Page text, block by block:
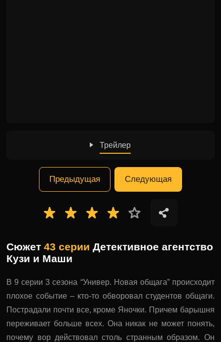
Трейлер
Предыдущая Следующая
Сюжет43 серии Детективное агентство
Кузи и Маши
В 9 серии 3 сезона “Универ. Новая общага” происходит
плохое событие – кто-то обворовал студентов общаги.
Пострадали почти все, кроме Яночки. Причем барышня
переживает больше всех. Она никак не может понять,
почему вор действовал столь странным образом. Он